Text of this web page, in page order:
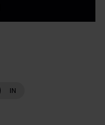
IN